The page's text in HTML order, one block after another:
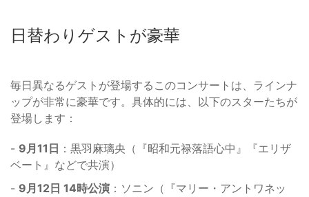
日替わりゲストが豪華
毎日異なるゲストが登場するこのコンサートは、ラインナ
ップが非常に豪華です。具体的には、以下のスターたちが
登場します：
- 9月11日 ：黒羽麻璃央（『昭和元禄落語心中』『エリザ
ベート』などで共演）
- 9月12日 14時公演 ：ソニン（『マリー・アントワネッ